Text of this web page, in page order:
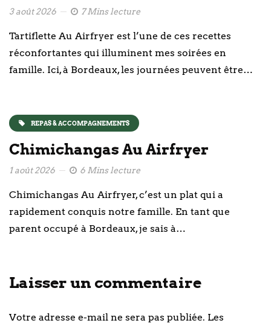
3 août 2026 7 Mins lecture
Tartiflette Au Airfryer est l’une de ces recettes
réconfortantes qui illuminent mes soirées en
famille. Ici, à Bordeaux, les journées peuvent être…
REPAS & ACCOMPAGNEMENTS
Chimichangas Au Airfryer
1 août 2026 6 Mins lecture
Chimichangas Au Airfryer, c’est un plat qui a
rapidement conquis notre famille. En tant que
parent occupé à Bordeaux, je sais à…
Laisser un commentaire
Votre adresse e-mail ne sera pas publiée. Les